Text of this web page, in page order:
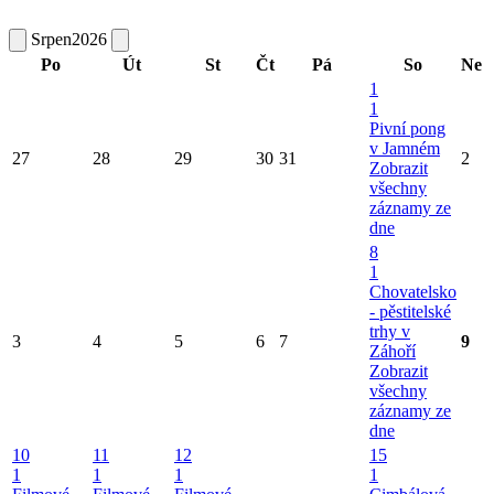
Srpen2026
Po
Út St Čt Pá So Ne
27 28 29 30 31
1
1
Pivní pong
v Jamném
Zobrazit
všechny
záznamy ze
dne
2
3 4 5 6 7
8
1
Chovatelsko
- pěstitelské
trhy v
Záhoří
Zobrazit
všechny
záznamy ze
dne
9
10
1
11
1
12
1
15
1